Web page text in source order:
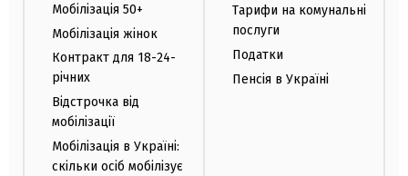
Мобілізація 50+
Мобілізація жінок
Контракт для 18-24-
річних
Відстрочка від
мобілізації
Мобілізація в Україні:
скільки осіб мобілізує
Тарифи на комунальні
послуги
Податки
Пенсія в Україні